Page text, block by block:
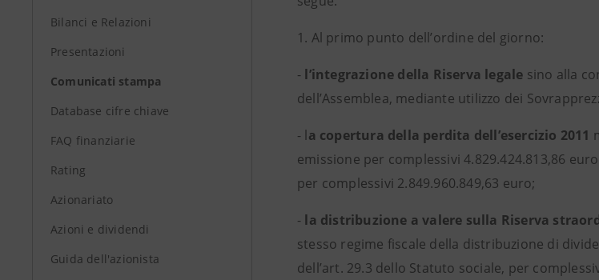
Bilanci e Relazioni
Presentazioni
Comunicati stampa
Database cifre chiave
FAQ finanziarie
Rating
Azionariato
Azioni e dividendi
Guida dell'azionista
1. Al primo punto dell’ordine del giorno:
- l’integrazione della Riserva legale sino alla
dell’Assemblea, mediante utilizzo dei
- la copertura della perdita dell’esercizio 2011
emissione per complessivi 4.829.424.813,86
per complessivi 2.849.960.849,63 euro;
- la distribuzione a valere sulla Riserva
stesso regime fiscale della distribuzione di
dell’art. 29.3 dello Statuto sociale, per